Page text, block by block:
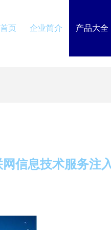
首页 企业简介 产品大全
信息技术服务注